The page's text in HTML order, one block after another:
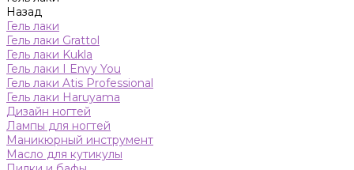
Назад
Гель лаки
Гель лаки Grattol
Гель лаки Kukla
Гель лаки I Envy You
Гель лаки Atis Professional
Гель лаки Haruyama
Дизайн ногтей
Лампы для ногтей
Маникюрный инструмент
Масло для кутикулы